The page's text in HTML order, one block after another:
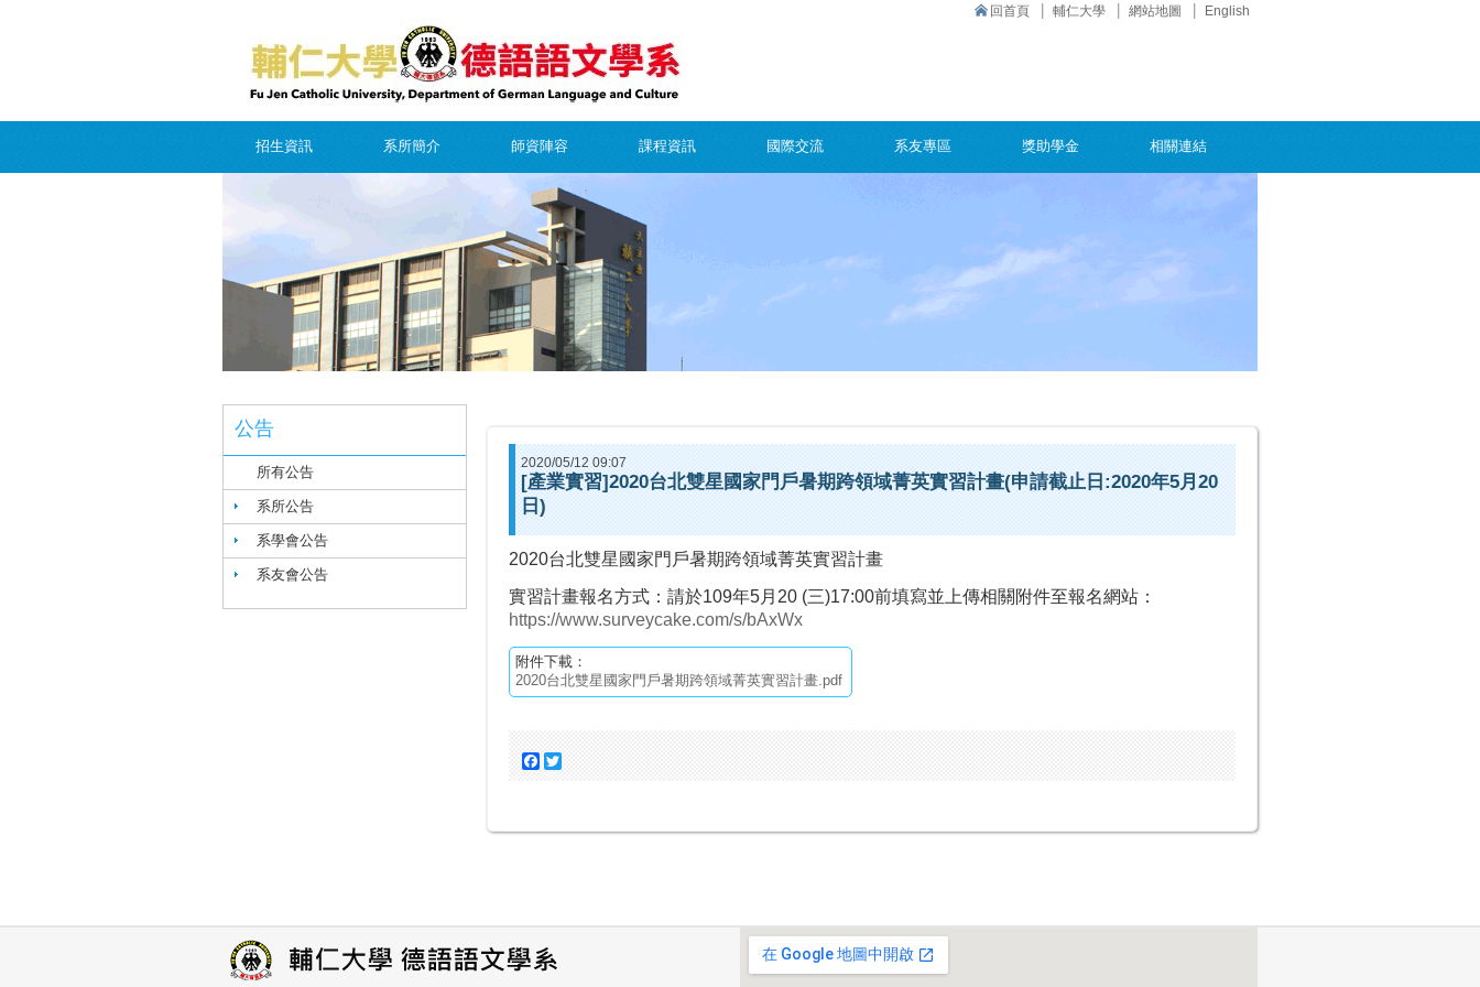
回首頁 輔仁大學 網站地圖 English
招生資訊 系所簡介 師資陣容 課程資訊 國際交流 系友專區 獎助學金 相關連結
公告
所有公告
系所公告
系學會公告
系友會公告
2020/05/12 09:07
[產業實習]2020台北雙星國家門戶暑期跨領域菁英實習計畫(申請截止日:2020年5月20
日)
2020台北雙星國家門戶暑期跨領域菁英實習計畫
實習計畫報名方式：請於109年5月20 (三)17:00前填寫並上傳相關附件至報名網站：
https://www.surveycake.com/s/bAxWx
附件下載：
2020台北雙星國家門戶暑期跨領域菁英實習計畫.pdf
Facebook